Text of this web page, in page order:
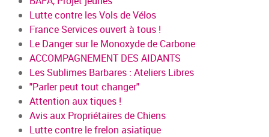
Lutte contre les Vols de Vélos
France Services ouvert à tous !
Le Danger sur le Monoxyde de Carbone
ACCOMPAGNEMENT DES AIDANTS
Les Sublimes Barbares : Ateliers Libres
"Parler peut tout changer"
Attention aux tiques !
Avis aux Propriétaires de Chiens
Lutte contre le frelon asiatique